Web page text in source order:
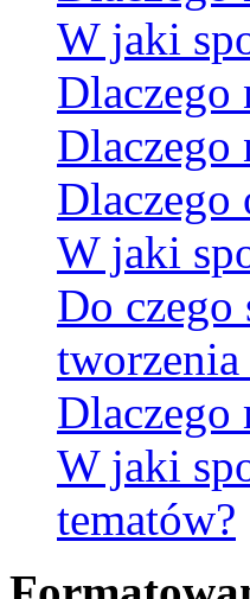
W jaki
Dlaczego
Dlaczego
Dlaczego
W jaki
Do czego
tworzenia
Dlaczego
W jaki
tematów?